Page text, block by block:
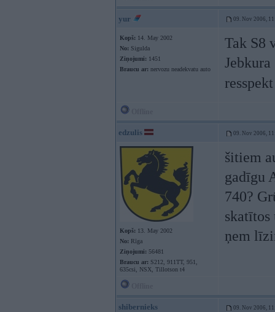
yur 09. Nov 2006,
Kopš: 14. May 2002
No: Sigulda
Ziņojumi: 1451
Braucu ar: nervozu neadekvatu auto
Tak S8
edzulis 09. Nov 2006,
Kopš: 13. May 2002
No: Rīga
Ziņojumi: 56481
Braucu ar: S212, 911TT, 951,
635csi, NSX, Tillotson t4
šitiem
gadīgu
740?
ņem
shibernieks 09. Nov 2006,